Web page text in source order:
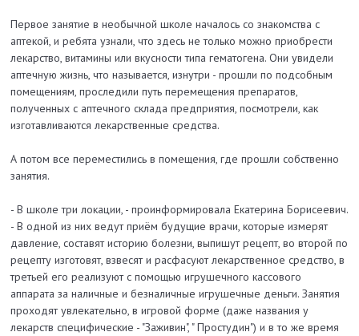
Первое занятие в необычной школе началось со знакомства с
аптекой, и ребята узнали, что здесь не только можно приобрести
лекарство, витамины или вкусности типа гематогена. Они увидели
аптечную жизнь, что называется, изнутри - прошли по подсобным
помещениям, проследили путь перемещения препаратов,
полученных с аптечного склада предприятия, посмотрели, как
изготавливаются лекарственные средства.
А потом все переместились в помещения, где прошли собственно
занятия.
- В школе три локации, - проинформировала Екатерина Борисеевич.
- В одной из них ведут приём будущие врачи, которые измерят
давление, составят историю болезни, выпишут рецепт, во второй по
рецепту изготовят, взвесят и расфасуют лекарственное средство, в
третьей его реализуют с помощью игрушечного кассового
аппарата за наличные и безналичные игрушечные деньги. Занятия
проходят увлекательно, в игровой форме (даже названия у
лекарств специфические - "Заживин", " Простудин") и в то же время